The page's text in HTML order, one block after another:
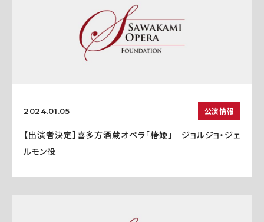
2024.01.05 公演情報
【出演者決定】喜多方酒蔵オペラ「椿姫」｜ジョルジョ・ジェ
ルモン役